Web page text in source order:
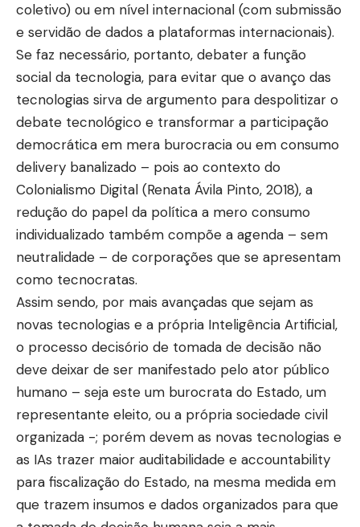
coletivo) ou em nível internacional (com submissão
e servidão de dados a plataformas internacionais).
Se faz necessário, portanto, debater a função
social da tecnologia, para evitar que o avanço das
tecnologias sirva de argumento para despolitizar o
debate tecnológico e transformar a participação
democrática em mera burocracia ou em consumo
delivery banalizado – pois ao contexto do
Colonialismo Digital (Renata Ávila Pinto, 2018), a
redução do papel da política a mero consumo
individualizado também compõe a agenda – sem
neutralidade – de corporações que se apresentam
como tecnocratas.
Assim sendo, por mais avançadas que sejam as
novas tecnologias e a própria Inteligência Artificial,
o processo decisório de tomada de decisão não
deve deixar de ser manifestado pelo ator público
humano – seja este um burocrata do Estado, um
representante eleito, ou a própria sociedade civil
organizada -; porém devem as novas tecnologias e
as IAs trazer maior auditabilidade e accountability
para fiscalização do Estado, na mesma medida em
que trazem insumos e dados organizados para que